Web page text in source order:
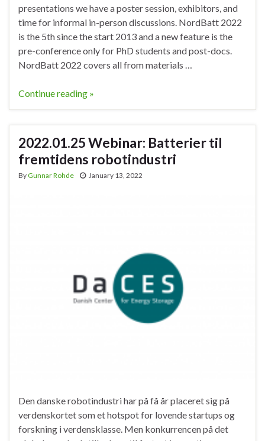
presentations we have a poster session, exhibitors, and
time for informal in-person discussions. NordBatt 2022
is the 5th since the start 2013 and a new feature is the
pre-conference only for PhD students and post-docs.
NordBatt 2022 covers all from materials …
Continue reading »
2022.01.25 Webinar: Batterier til
fremtidens robotindustri
By Gunnar Rohde January 13, 2022
Den danske robotindustri har på få år placeret sig på
verdenskortet som et hotspot for lovende startups og
forskning i verdensklasse. Men konkurrencen på det